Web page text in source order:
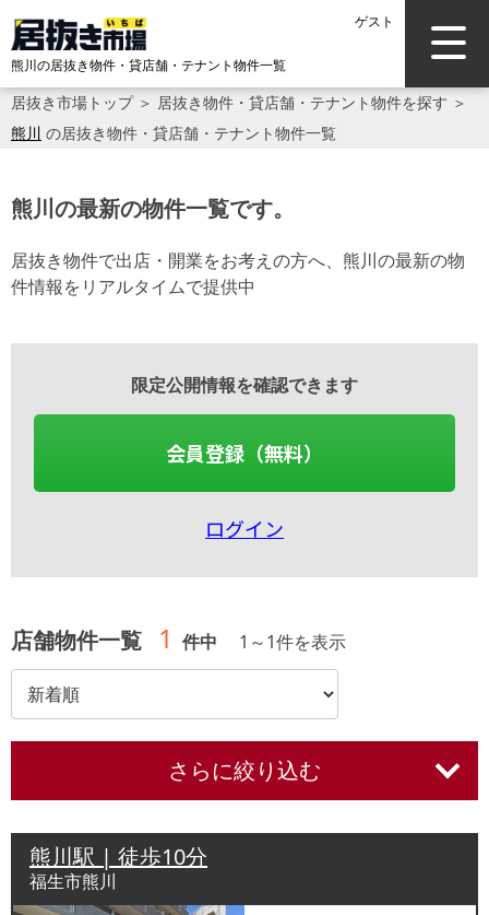
ゲスト
熊川の居抜き物件・貸店舗・テナント物件一覧
居抜き市場トップ＞ 居抜き物件・貸店舗・テナント物件を探す ＞
熊川 の居抜き物件・貸店舗・テナント物件一覧
熊川の最新の物件一覧です。
居抜き物件で出店・開業をお考えの方へ、熊川の最新の物
件情報をリアルタイムで提供中
限定公開情報を確認できます
会員登録（無料）
ログイン
店舗物件一覧 1 件中 1 ～1件を表示
さらに絞り込む
熊川駅 | 徒歩10分
福生市熊川